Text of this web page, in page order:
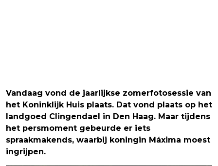
Vandaag vond de jaarlijkse zomerfotosessie van
het Koninklijk Huis plaats. Dat vond plaats op het
landgoed Clingendael in Den Haag. Maar tijdens
het persmoment gebeurde er iets
spraakmakends, waarbij koningin Máxima moest
ingrijpen.